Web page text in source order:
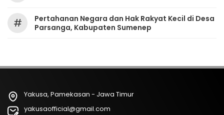
#
Pertahanan Negara dan Hak Rakyat Kecil di Desa
Parsanga, Kabupaten Sumenep
Yakusa, Pamekasan - Jawa Timur
yakusaofficial@gmail.com